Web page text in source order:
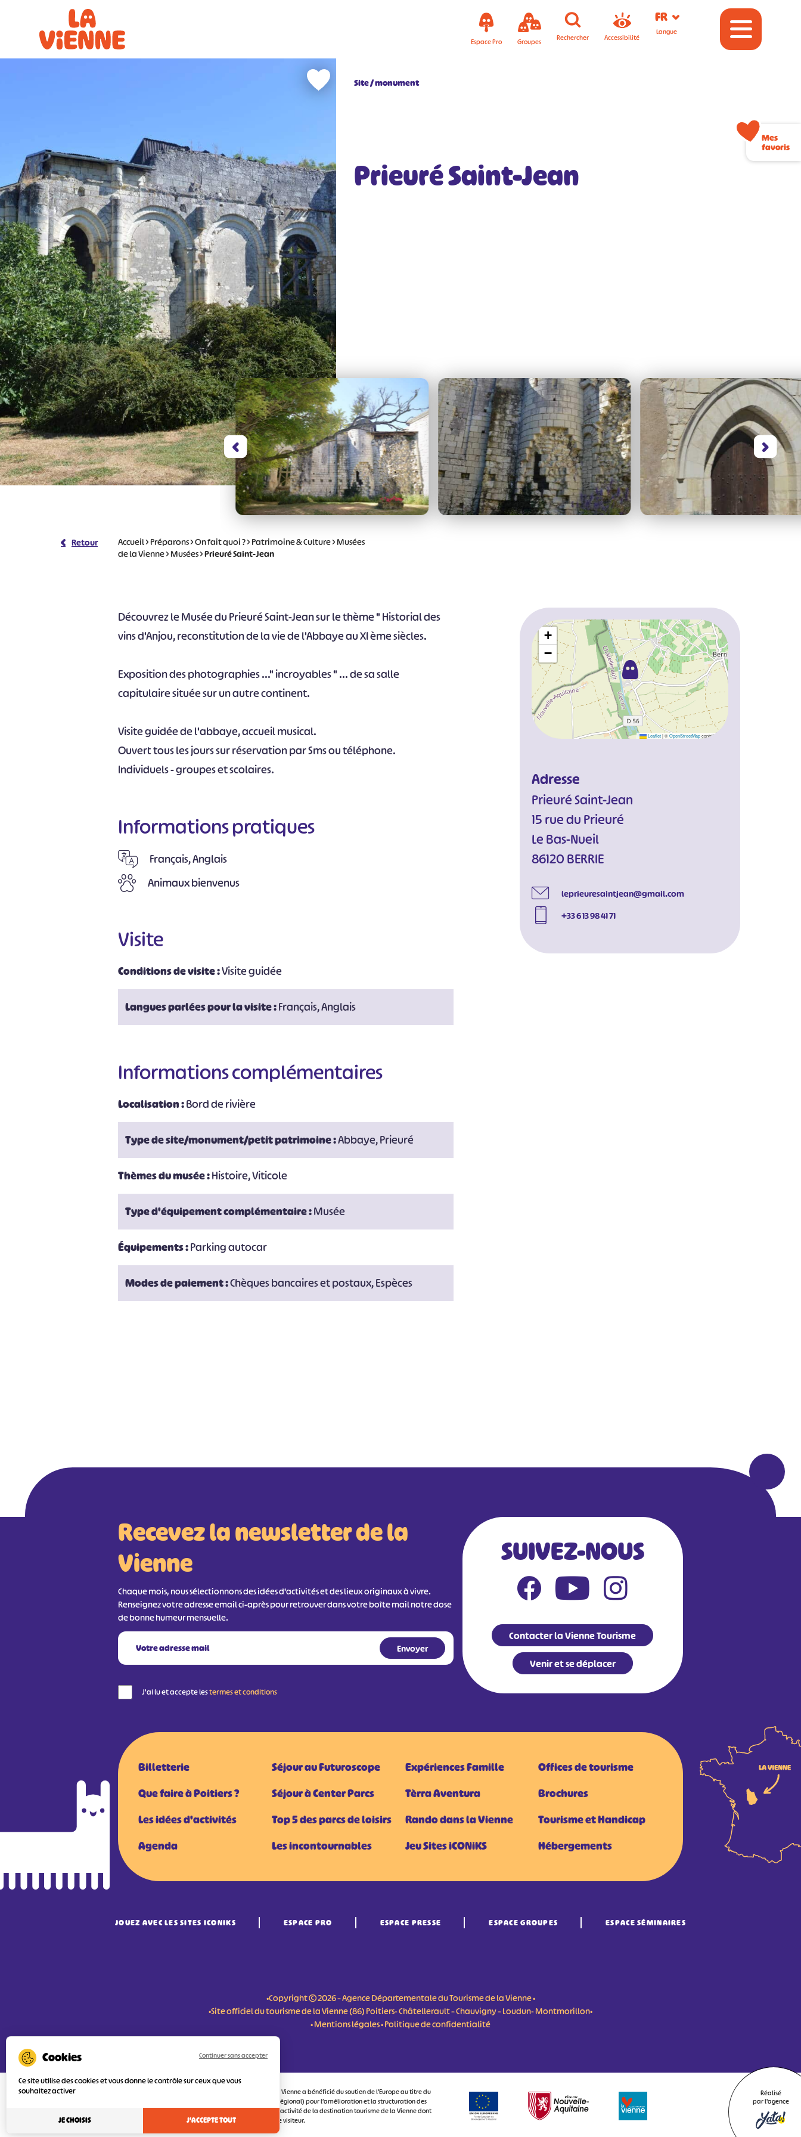
Espace Pro Groupes Rechercher Accessibilité
FR
Langue
Site / monument
Prieuré Saint-Jean
Retour Accueil>Préparons>On fait quoi ?>Patrimoine & Culture>Musées
de la Vienne>Musées>Prieuré Saint-Jean
Découvrez le Musée du Prieuré Saint-Jean sur le thème " Historial des
vins d'Anjou, reconstitution de la vie de l'Abbaye au XI ème siècles.
Exposition des photographies ..." incroyables " ... de sa salle
capitulaire située sur un autre continent.
Visite guidée de l'abbaye, accueil musical.
Ouvert tous les jours sur réservation par Sms ou téléphone.
Individuels - groupes et scolaires.
Informations pratiques
Français, Anglais
Animaux bienvenus
Visite
Conditions de visite :Visite guidée
Langues parlées pour la visite :Français, Anglais
Informations complémentaires
Localisation :Bord de rivière
Type de site/monument/petit patrimoine :Abbaye, Prieuré
Thèmes du musée :Histoire, Viticole
Type d'équipement complémentaire :Musée
Équipements :Parking autocar
Modes de paiement :Chèques bancaires et postaux, Espèces
+
−
Leaflet|©OpenStreetMapcontributors
Adresse
Prieuré Saint-Jean
15 rue du Prieuré
Le Bas-Nueil
86120 BERRIE
leprieuresaintjean@gmail.com
+33 6 13 98 41 71
Recevez la newsletter de la
Vienne
Chaque mois, nous sélectionnons des idées d'activités et des lieux originaux à vivre.
Renseignez votre adresse email ci-après pour retrouver dans votre boîte mail notre dose
de bonne humeur mensuelle.
J'ai lu et accepte lestermes et conditions
SUIVEZ-NOUS
Contacter la Vienne Tourisme
Venir et se déplacer
Billetterie
Que faire à Poitiers ?
Les idées d'activités
Agenda
Séjour au Futuroscope
Séjour à Center Parcs
Top 5 des parcs de loisirs
Les incontournables
Expériences Famille
Tèrra Aventura
Rando dans la Vienne
Jeu Sites iCONiKS
Offices de tourisme
Brochures
Tourisme et Handicap
Hébergements
JOUEZ AVEC LES SITES ICONIKS ESPACE PRO ESPACE PRESSE ESPACE GROUPES ESPACE SÉMINAIRES
•Copyright © 2026 – Agence Départementale du Tourisme de la Vienne •
•Site officiel du tourisme de la Vienne (86) Poitiers- Châtellerault – Chauvigny – Loudun- Montmorillon•
•Mentions légales•Politique de confidentialité
RÉSERVER MES BILLETS
L'Agence Départementale de Tourisme de la Vienne a bénéficié du soutien de l’Europe au titre du
FEDER (Fonds Européen de développement Régional) pour l’amélioration et la structuration des
services numériques pour une meilleure attractivité de la destination tourisme de la Vienne dont
l’objectif principal est d’orienter au mieux le visiteur.
Réalisé
par l'agence
#
Mes
favoris
Panneau de gestion des cookies
Ce site utilise des cookies et vous donne le contrôle sur ceux que vous
souhaitez activer
J'ACCEPTE TOUT
Continuer sans accepter
JE CHOISIS